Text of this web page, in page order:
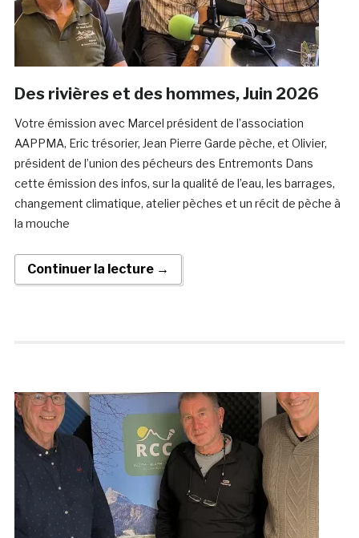
Des rivières et des hommes, Juin 2026
Votre émission avec Marcel président de l’association
AAPPMA, Eric trésorier, Jean Pierre Garde pèche, et Olivier,
président de l’union des pécheurs des Entremonts Dans
cette émission des infos, sur la qualité de l’eau, les barrages,
changement climatique, atelier pèches et un récit de pèche à
la mouche
Continuer la lecture →